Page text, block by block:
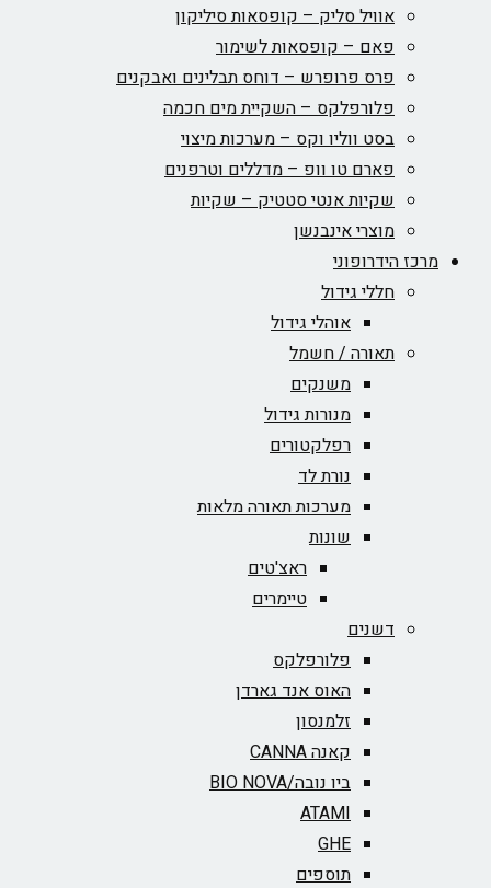
אוויל סליק – קופסאות סיליקון
פאם – קופסאות לשימור
פרס פרופרש – דוחס תבלינים ואבקנים
פלורפלקס – השקיית מים חכמה
בסט ווליו וקס – מערכות מיצוי
פארם טו וופ – מדללים וטרפנים
שקיות אנטי סטטיק – שקיות
מוצרי אינבנשן
מרכז הידרופוני
חללי גידול
אוהלי גידול
תאורה / חשמל
משנקים
מנורות גידול
רפלקטורים
נורת לד
מערכות תאורה מלאות
שונות
ראצ'טים
טיימרים
דשנים
פלורפלקס
האוס אנד גארדן
זלמנסון
קאנה CANNA
ביו נובה/BIO NOVA‏
ATAMI
GHE
תוספים